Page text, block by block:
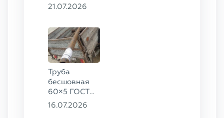
8734-75, ст.
21.07.2026
Труба
бесшовная
60×5 ГОСТ
8732-78, ст.
16.07.2026